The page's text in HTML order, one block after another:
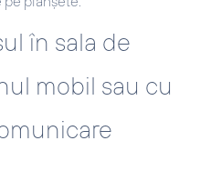
în sala de
mobil sau cu